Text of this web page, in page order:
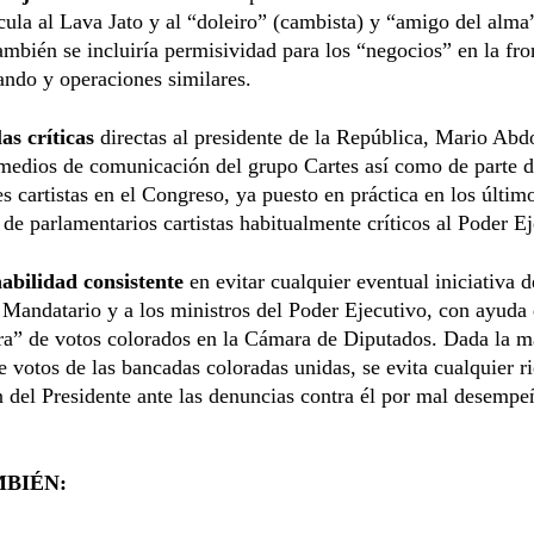
al Lava Jato y al “doleiro” (cambista) y “amigo del
se incluiría permisividad para los “negocios” en la
y operaciones similares.
críticas directas al presidente de la República, Mario
de comunicación del grupo Cartes así como de parte
cartistas en el Congreso, ya puesto en práctica en los
parlamentarios cartistas habitualmente críticos al Poder
consistente en evitar cualquier eventual iniciativa
y a los ministros del Poder Ejecutivo, con ayuda
de votos colorados en la Cámara de Diputados. Dada la
votos de las bancadas coloradas unidas, se evita cualquier
del Presidente ante las denuncias contra él por mal